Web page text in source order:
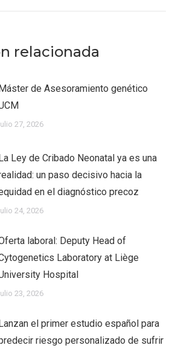
relacionada
de Asesoramiento genético
27, 2026
Ley de Cribado Neonatal ya es una
un paso decisivo hacia la
en el diagnóstico precoz
24, 2026
laboral: Deputy Head of
Laboratory at Liège
Hospital
23, 2026
el primer estudio español para
riesgo personalizado de sufrir